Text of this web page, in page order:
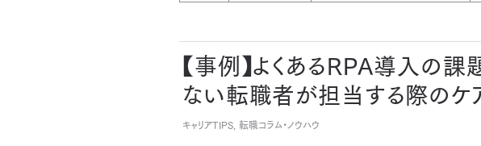
【事例】よくあるRPA導入の
ない転職者が担当する際のケ
キャリアTIPS, 転職コラム・ノウハウ